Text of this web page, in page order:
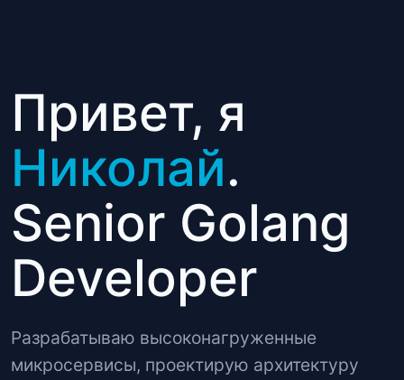
Привет, я
Николай.
Senior Golang
Developer
Разрабатываю высоконагруженные
микросервисы, проектирую архитектуру